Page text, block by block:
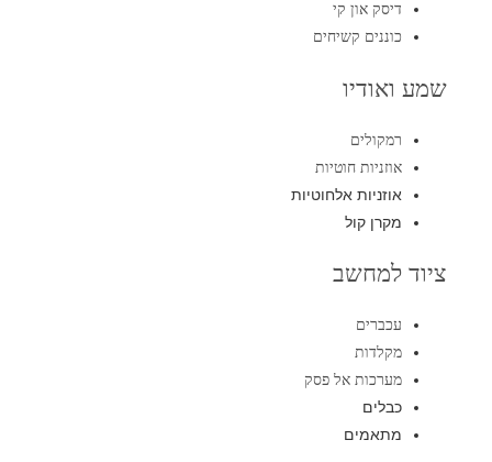
דיסק און קי
כוננים קשיחים
שמע ואודיו
רמקולים
אוזניות חוטיות
אוזניות אלחוטיות
מקרן קול
ציוד למחשב
עכברים
מקלדות
מערכות אל פסק
כבלים
מתאמים